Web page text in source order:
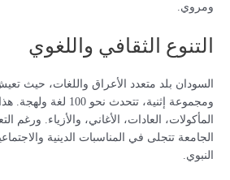
ومروي.
التنوع الثقافي واللغوي
ومجموعة إثنية، تتحدث
المأكولات، العادات، الأغاني، والأزياء. ورغم
الجامعة تتجلى في المناسبات الدينية
النبوي.